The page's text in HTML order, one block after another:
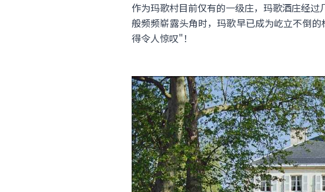
作为玛歌村目前仅有的一级庄，玛歌酒庄经
般频频崭露头角时，玛歌早已成为屹立不倒
得令人惊叹"！